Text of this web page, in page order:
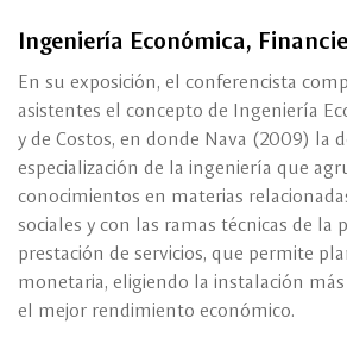
Ingeniería Económica,
En su exposición, el conferencista
asistentes el concepto de Ingeniería
y de Costos, en donde Nava (2009) la
especialización de la ingeniería que
conocimientos en materias
sociales y con las ramas técnicas de la
prestación de servicios, que permite
monetaria, eligiendo la instalación
el mejor rendimiento económico.